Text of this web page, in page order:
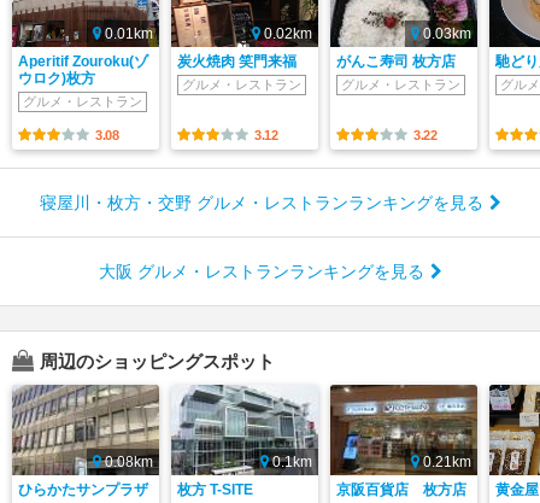
0.01km
Aperitif Zouroku(ゾ
ウロク)枚方
グルメ・レストラン
3.08
0.02km
炭火焼肉 笑門来福
グルメ・レストラン
3.12
0.03km
がんこ寿司 枚方店
グルメ・レストラン
3.22
馳ど
グル
寝屋川・枚方・交野 グルメ・レストランランキングを見る
大阪 グルメ・レストランランキングを見る
周辺のショッピングスポット
0.08km
ひらかたサンプラザ
0.1km
枚方 T-SITE
0.21km
京阪百貨店 枚方店
黄金